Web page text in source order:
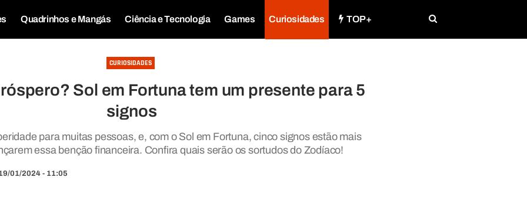
Quadrinhos e Mangás Ciência e Tecnologia Games Curiosidades TOP+
CURIOSIDADES
Sol em Fortuna tem um presente para 5
signos
para muitas pessoas, e, com o Sol em Fortuna, cinco signos estão mais
essa benção financeira. Confira quais serão os sortudos do Zodíaco!
01/2024 - 11:05